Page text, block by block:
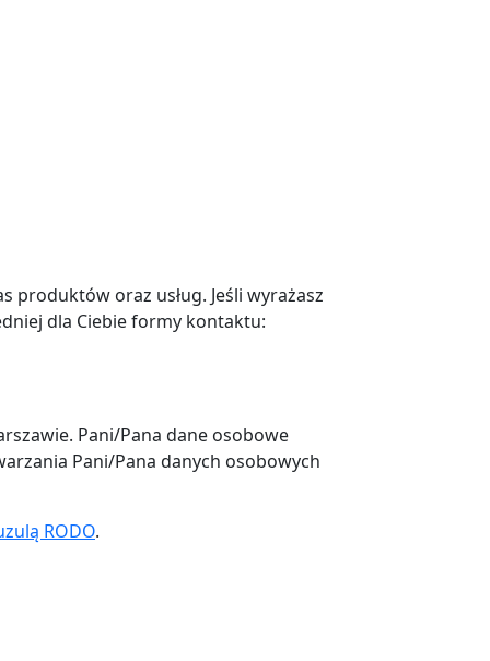
produktów oraz usług. Jeśli wyrażasz
dla Ciebie formy kontaktu:
Pani/Pana dane osobowe
Pani/Pana danych osobowych
RODO.